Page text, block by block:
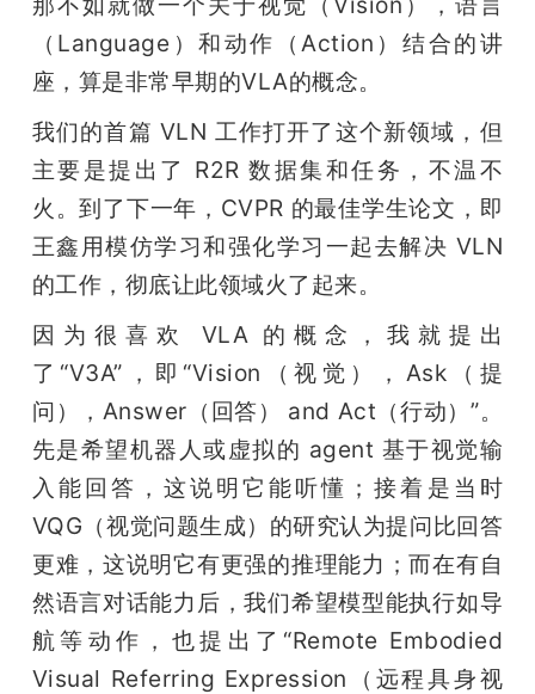
（Language）和动作（Action）结合的讲
座，算是非常早期的VLA的概念。
我们的首篇 VLN 工作打开了这个新领域，但
主要是提出了 R2R 数据集和任务，不温不
火。到了下一年，CVPR 的最佳学生论文，即
王鑫用模仿学习和强化学习一起去解决 VLN
的工作，彻底让此领域火了起来。
因为很喜欢 VLA 的概念，我就提出
了“V3A”，即“Vision（视觉），Ask（提
问），Answer（回答） and Act（行动）”。
先是希望机器人或虚拟的 agent 基于视觉输
入能回答，这说明它能听懂；接着是当时
VQG（视觉问题生成）的研究认为提问比回答
更难，这说明它有更强的推理能力；而在有自
然语言对话能力后，我们希望模型能执行如导
航等动作，也提出了“Remote Embodied
Visual Referring Expression（远程具身视